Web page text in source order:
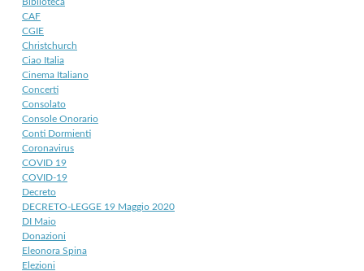
CAF
CGIE
Christchurch
Ciao Italia
Cinema Italiano
Concerti
Consolato
Console Onorario
Conti Dormienti
Coronavirus
COVID 19
COVID-19
Decreto
DECRETO-LEGGE 19 Maggio 2020
DI Maio
Donazioni
Eleonora Spina
Elezioni